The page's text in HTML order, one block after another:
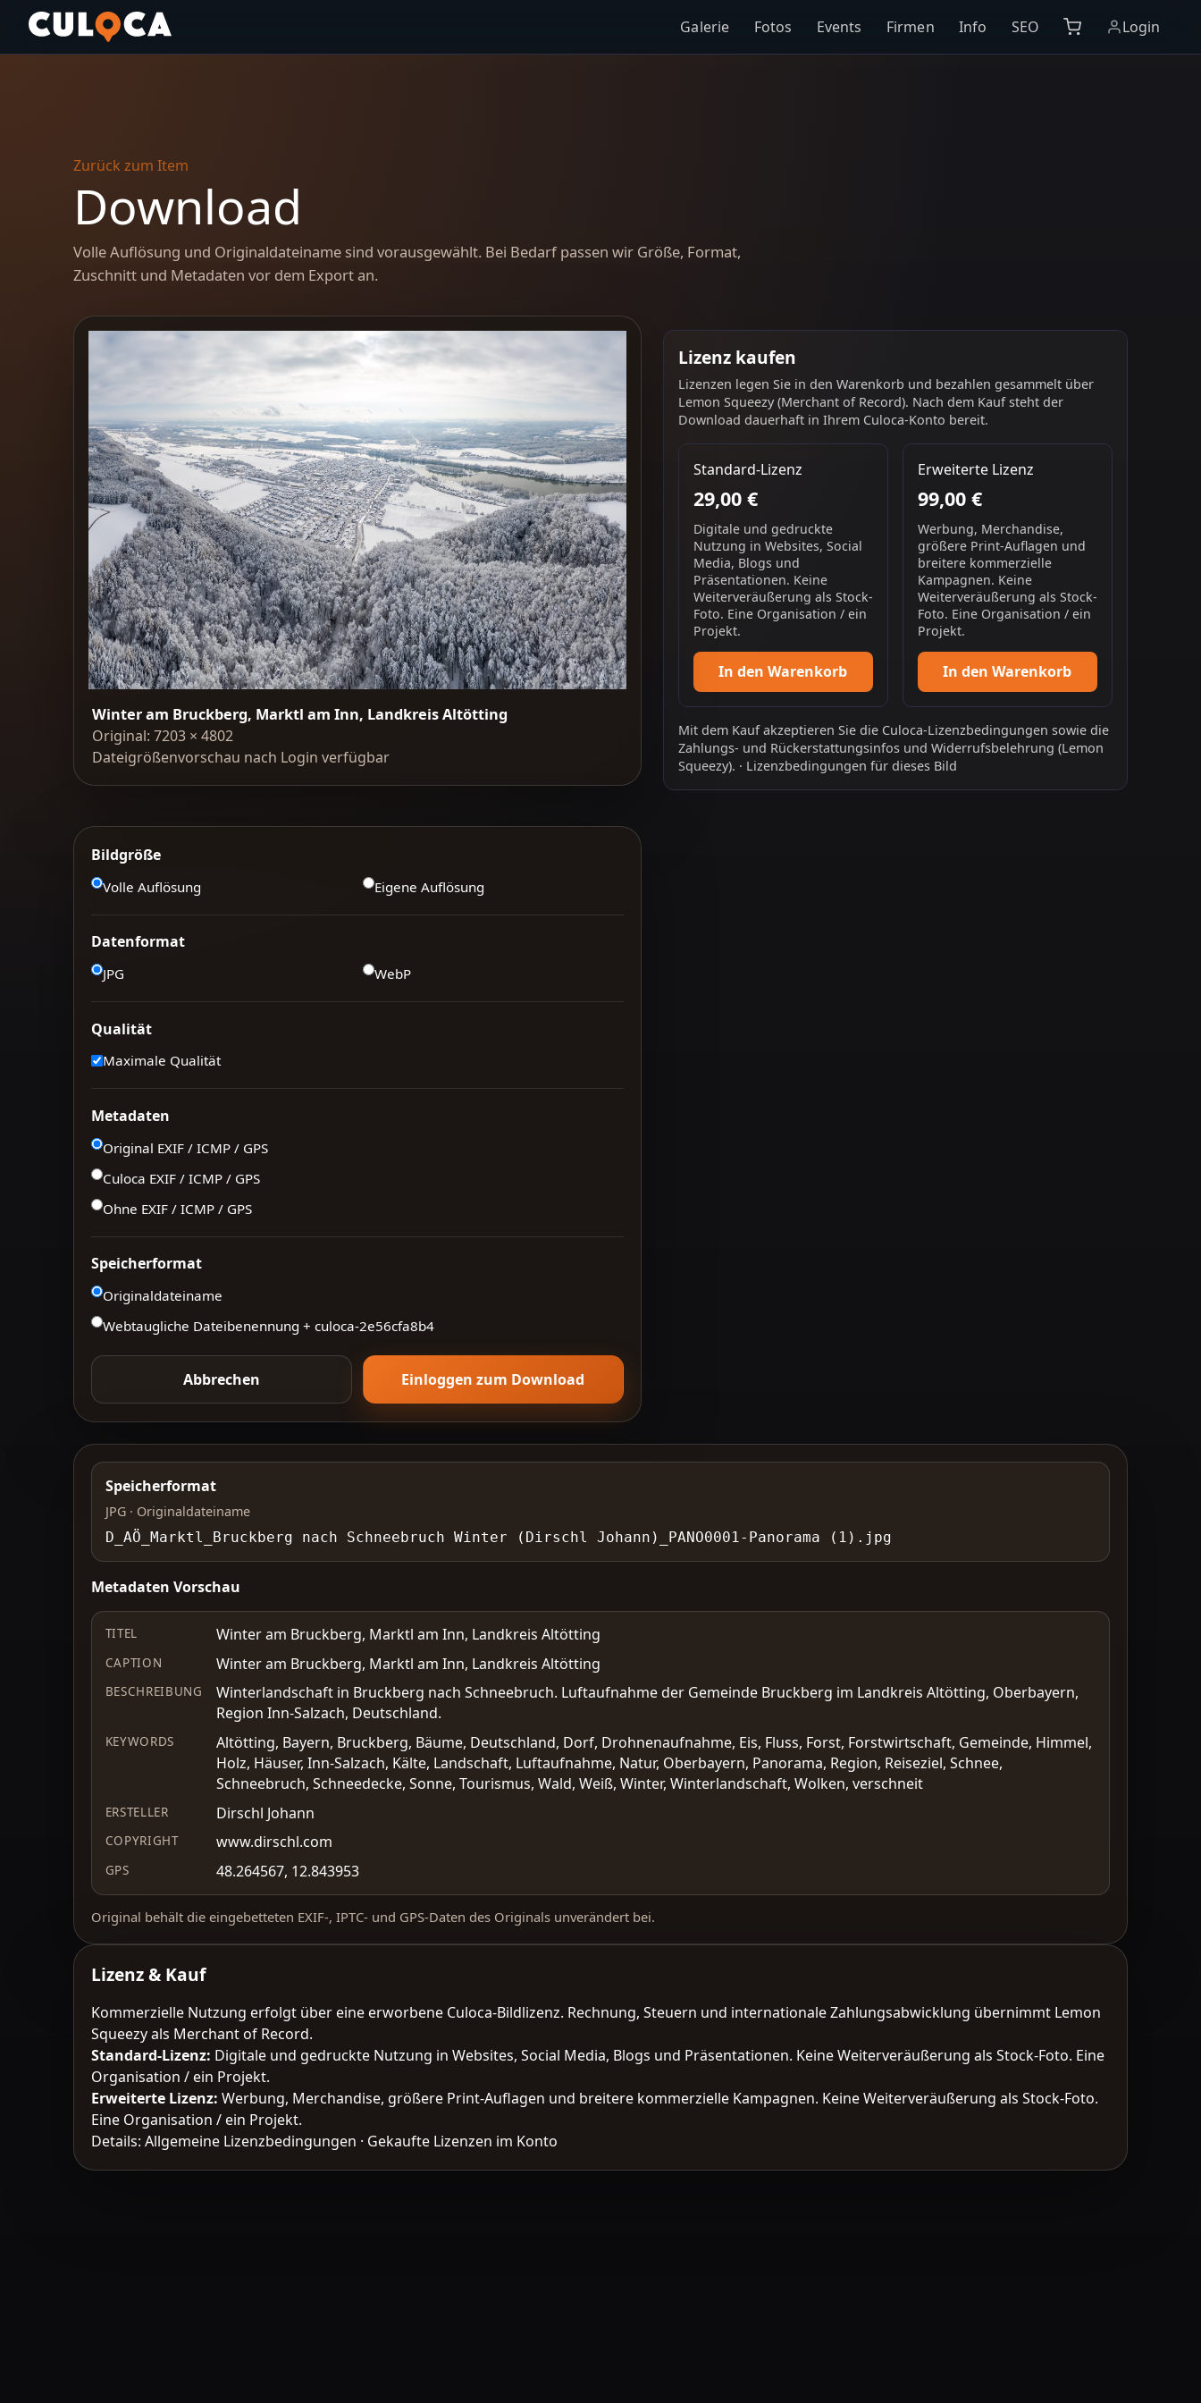
Galerie Fotos Events Firmen Info SEO Login
Zurück zum Item
Download
Volle Auflösung und Originaldateiname sind vorausgewählt. Bei Bedarf passen wir Größe, Format,
Zuschnitt und Metadaten vor dem Export an.
Winter am Bruckberg, Marktl am Inn, Landkreis Altötting
Original: 7203 × 4802
Dateigrößenvorschau nach Login verfügbar
Lizenz kaufen
Lizenzen legen Sie in den Warenkorb und bezahlen gesammelt über
Lemon Squeezy (Merchant of Record). Nach dem Kauf steht der
Download dauerhaft in Ihrem Culoca-Konto bereit.
Standard-Lizenz
29,00 €
Digitale und gedruckte
Nutzung in Websites, Social
Media, Blogs und
Präsentationen. Keine
Weiterveräußerung als Stock-
Foto. Eine Organisation / ein
Projekt.
In den Warenkorb
Erweiterte Lizenz
99,00 €
Werbung, Merchandise,
größere Print-Auflagen und
breitere kommerzielle
Kampagnen. Keine
Weiterveräußerung als Stock-
Foto. Eine Organisation / ein
Projekt.
In den Warenkorb
Mit dem Kauf akzeptieren Sie die Culoca-Lizenzbedingungen sowie die
Zahlungs- und Rückerstattungsinfosund Widerrufsbelehrung (Lemon
Squeezy). · Lizenzbedingungen für dieses Bild
Bildgröße
Volle Auflösung Eigene Auflösung
Datenformat
JPG WebP
Qualität
Maximale Qualität
Metadaten
Original EXIF / ICMP / GPS
Culoca EXIF / ICMP / GPS
Ohne EXIF / ICMP / GPS
Speicherformat
Originaldateiname
Webtaugliche Dateibenennung + culoca-2e56cfa8b4
Abbrechen Einloggen zum Download
Speicherformat
JPG · Originaldateiname
D_AÖ_Marktl_Bruckberg nach Schneebruch Winter (Dirschl Johann)_PANO0001-Panorama (1).jpg
Metadaten Vorschau
TITEL Winter am Bruckberg, Marktl am Inn, Landkreis Altötting
CAPTION Winter am Bruckberg, Marktl am Inn, Landkreis Altötting
BESCHREIBUNG
Winterlandschaft in Bruckberg nach Schneebruch. Luftaufnahme der Gemeinde Bruckberg im Landkreis Altötting, Oberbayern,
Region Inn-Salzach, Deutschland.
KEYWORDS
Altötting, Bayern, Bruckberg, Bäume, Deutschland, Dorf, Drohnenaufnahme, Eis, Fluss, Forst, Forstwirtschaft, Gemeinde, Himmel,
Holz, Häuser, Inn-Salzach, Kälte, Landschaft, Luftaufnahme, Natur, Oberbayern, Panorama, Region, Reiseziel, Schnee,
Schneebruch, Schneedecke, Sonne, Tourismus, Wald, Weiß, Winter, Winterlandschaft, Wolken, verschneit
ERSTELLER Dirschl Johann
COPYRIGHT www.dirschl.com
GPS 48.264567, 12.843953
Original behält die eingebetteten EXIF-, IPTC- und GPS-Daten des Originals unverändert bei.
Lizenz & Kauf
Kommerzielle Nutzung erfolgt über eine erworbene Culoca-Bildlizenz. Rechnung, Steuern und internationale Zahlungsabwicklung übernimmt Lemon
Squeezy als Merchant of Record.
Standard-Lizenz: Digitale und gedruckte Nutzung in Websites, Social Media, Blogs und Präsentationen. Keine Weiterveräußerung als Stock-Foto. Eine
Organisation / ein Projekt.
Erweiterte Lizenz: Werbung, Merchandise, größere Print-Auflagen und breitere kommerzielle Kampagnen. Keine Weiterveräußerung als Stock-Foto.
Eine Organisation / ein Projekt.
Details:Allgemeine Lizenzbedingungen · Gekaufte Lizenzen im Konto